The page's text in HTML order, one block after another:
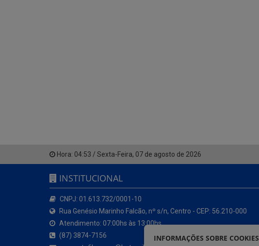
Hora: 04:53 / Sexta-Feira, 07 de agosto de 2026
INSTITUCIONAL
CNPJ: 01.613.732/0001-10
Rua Genésio Marinho Falcão, nº s/n, Centro - CEP: 56.210-000
Atendimento: 07:00hs às 13:00hs
(87) 3874-7156
INFORMAÇÕES SOBRE COOKIES